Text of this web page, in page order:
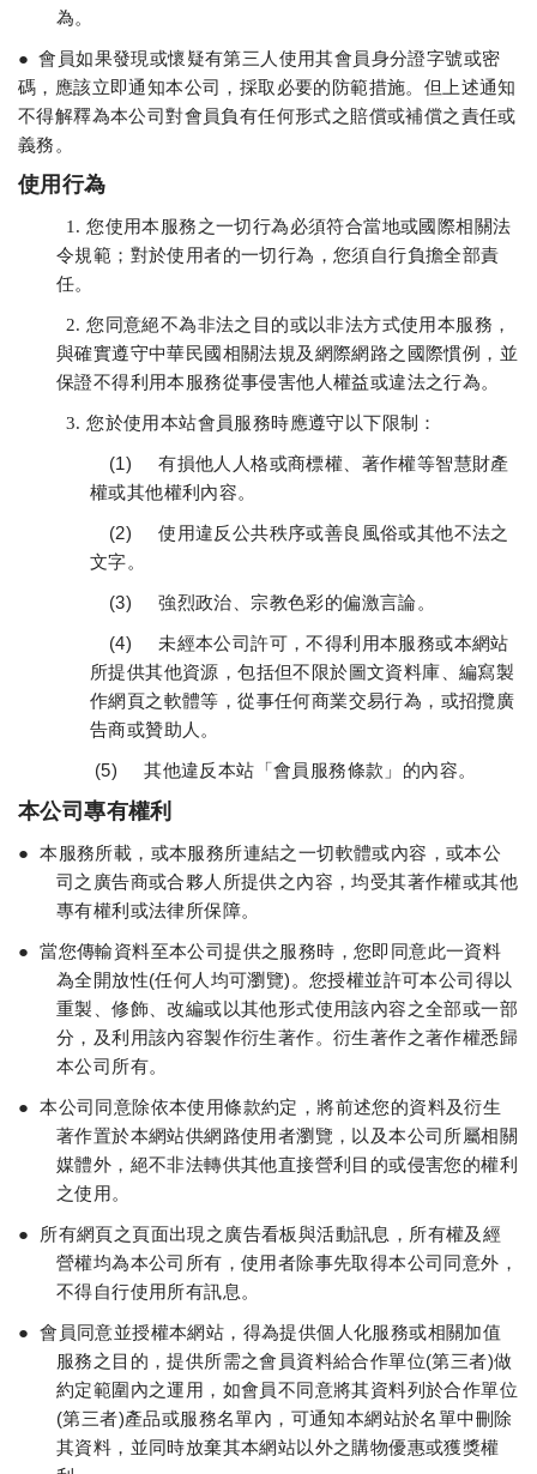
為。
● 會員如果發現或懷疑有第三人使用其會員身分證字號或密
碼，應該立即通知本公司，採取必要的防範措施。但上述通知
不得解釋為本公司對會員負有任何形式之賠償或補償之責任或
義務。
使用行為
1.您使用本服務之一切行為必須符合當地或國際相關法
令規範；對於使用者的一切行為，您須自行負擔全部責
任。
2.您同意絕不為非法之目的或以非法方式使用本服務，
與確實遵守中華民國相關法規及網際網路之國際慣例，並
保證不得利用本服務從事侵害他人權益或違法之行為。
3.您於使用本站會員服務時應遵守以下限制：
(1)有損他人人格或商標權、著作權等智慧財產
權或其他權利內容。
(2)使用違反公共秩序或善良風俗或其他不法之
文字。
(3)強烈政治、宗教色彩的偏激言論。
(4)未經本公司許可，不得利用本服務或本網站
所提供其他資源，包括但不限於圖文資料庫、編寫製
作網頁之軟體等，從事任何商業交易行為，或招攬廣
告商或贊助人。
(5) 其他違反本站「會員服務條款」的內容。
本公司專有權利
●
本服務所載，或本服務所連結之一切軟體或內容，或本公
司之廣告商或合夥人所提供之內容，均受其著作權或其他
專有權利或法律所保障。
●
當您傳輸資料至本公司提供之服務時，您即同意此一資料
為全開放性(任何人均可瀏覽)。您授權並許可本公司得以
重製、修飾、改編或以其他形式使用該內容之全部或一部
分，及利用該內容製作衍生著作。衍生著作之著作權悉歸
本公司所有。
●
本公司同意除依本使用條款約定，將前述您的資料及衍生
著作置於本網站供網路使用者瀏覽，以及本公司所屬相關
媒體外，絕不非法轉供其他直接營利目的或侵害您的權利
之使用。
●
所有網頁之頁面出現之廣告看板與活動訊息，所有權及經
營權均為本公司所有，使用者除事先取得本公司同意外，
不得自行使用所有訊息。
●
會員同意並授權本網站，得為提供個人化服務或相關加值
服務之目的，提供所需之會員資料給合作單位(第三者)做
約定範圍內之運用，如會員不同意將其資料列於合作單位
(第三者)產品或服務名單內，可通知本網站於名單中刪除
其資料，並同時放棄其本網站以外之購物優惠或獲獎權